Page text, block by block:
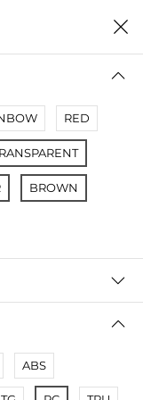
0
RED
BROWN
ABS